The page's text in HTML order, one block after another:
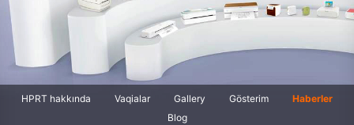
HPRT hakkında Vaqialar Gallery Gösterim
Haberler
Blog